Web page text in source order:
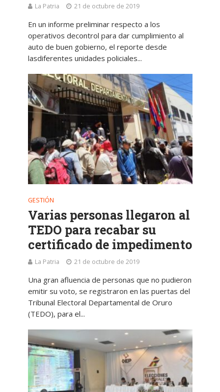
La Patria 21 de octubre de 2019
En un informe preliminar respecto a los
operativos decontrol para dar cumplimiento al
auto de buen gobierno, el reporte desde
lasdiferentes unidades policiales...
GESTIÓN
Varias personas llegaron al
TEDO para recabar su
certificado de impedimento
La Patria 21 de octubre de 2019
Una gran afluencia de personas que no pudieron
emitir su voto, se registraron en las puertas del
Tribunal Electoral Departamental de Oruro
(TEDO), para el...